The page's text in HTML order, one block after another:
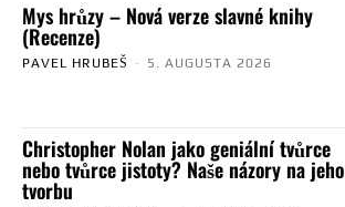
Mys hrůzy – Nová verze slavné knihy
(Recenze)
PAVEL HRUBEŠ - 5. AUGUSTA 2026
Christopher Nolan jako geniální tvůrce
nebo tvůrce jistoty? Naše názory na jeho
tvorbu